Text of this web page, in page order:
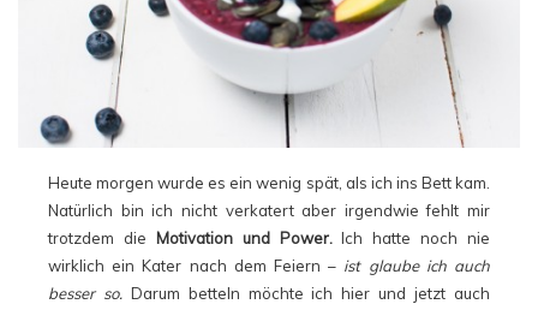
Heute morgen wurde es ein wenig spät, als ich ins Bett kam.
Natürlich bin ich nicht verkatert aber irgendwie fehlt mir
trotzdem die Motivation und Power.Ich hatte noch nie
wirklich ein Kater nach dem Feiern – ist glaube ich auch
besser so.Darum betteln möchte ich hier und jetzt auch